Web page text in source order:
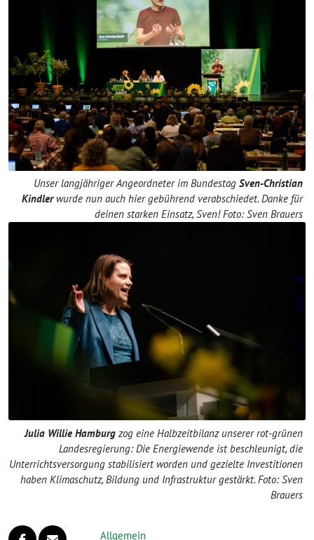
Unser langjähriger Angeordneter im Bundestag Sven-Christian
Kindlerwurde nun auch hier gebührend verabschiedet. Danke für
deinen starken Einsatz, Sven! Foto: Sven Brauers
Julia Willie Hamburgzog eine Halbzeitbilanz unserer rot-grünen
Landesregierung: Die Energiewende ist beschleunigt, die
Unterrichtsversorgung stabilisiert worden und gezielte Investitionen
haben Klimaschutz, Bildung und Infrastruktur gestärkt. Foto: Sven
Brauers
Allgemein